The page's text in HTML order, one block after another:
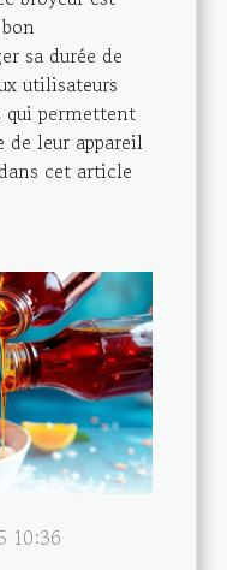
sa durée de
utilisateurs
qui permettent
de leur appareil
cet article
10:36